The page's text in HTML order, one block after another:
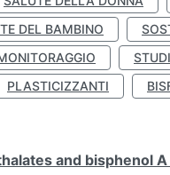
DEL BAMBINO
PLASTICIZZANTI
and